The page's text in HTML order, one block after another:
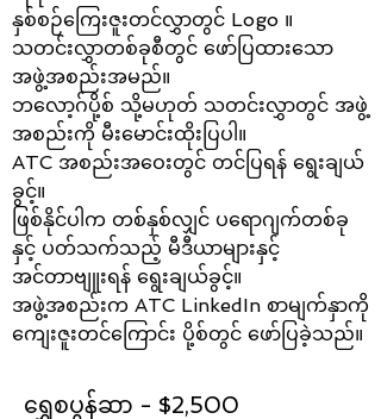
နှစ်စဉ်ကြေးဇူးတင်လွှာတွင် Logo ။
သတင်းလွှာတစ်ခုစီတွင် ဖော်ပြထားသော
အဖွဲ့အစည်းအမည်။
ဘလော့ဂ်ပို့စ် သို့မဟုတ် သတင်းလွှာတွင် အဖွဲ့
အစည်းကို မီးမောင်းထိုးပြပါ။
ATC အစည်းအဝေးတွင် တင်ပြရန် ရွေးချယ်
ခွင့်။
ဖြစ်နိုင်ပါက တစ်နှစ်လျှင် ပရောဂျက်တစ်ခု
နှင့် ပတ်သက်သည့် မီဒီယာများနှင့်
အင်တာဗျူးရန် ရွေးချယ်ခွင့်။
အဖွဲ့အစည်းက ATC LinkedIn စာမျက်နှာကို
ကျေးဇူးတင်ကြောင်း ပို့စ်တွင် ဖော်ပြခဲ့သည်။
ရွှေစပွန်ဆာ - $2,500